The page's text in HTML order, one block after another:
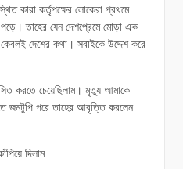
কারা কর্তৃপক্ষের লোকেরা প্রথমে
তাহের যেন দেশপ্রেমে মোড়া এক
দেশের কথা। সবাইকে উদ্দেশ করে
করতে চেয়েছিলাম। মৃত্যু আমাকে
জমটুপি পরে তাহের আবৃত্তি করলেন
দিলাম